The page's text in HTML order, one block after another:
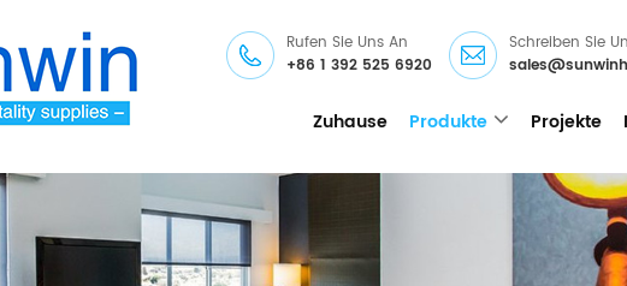
Rufen Sie Uns An
+86 1 392 525 6920
Schreiben Sie
Zuhause Produkte Projekte